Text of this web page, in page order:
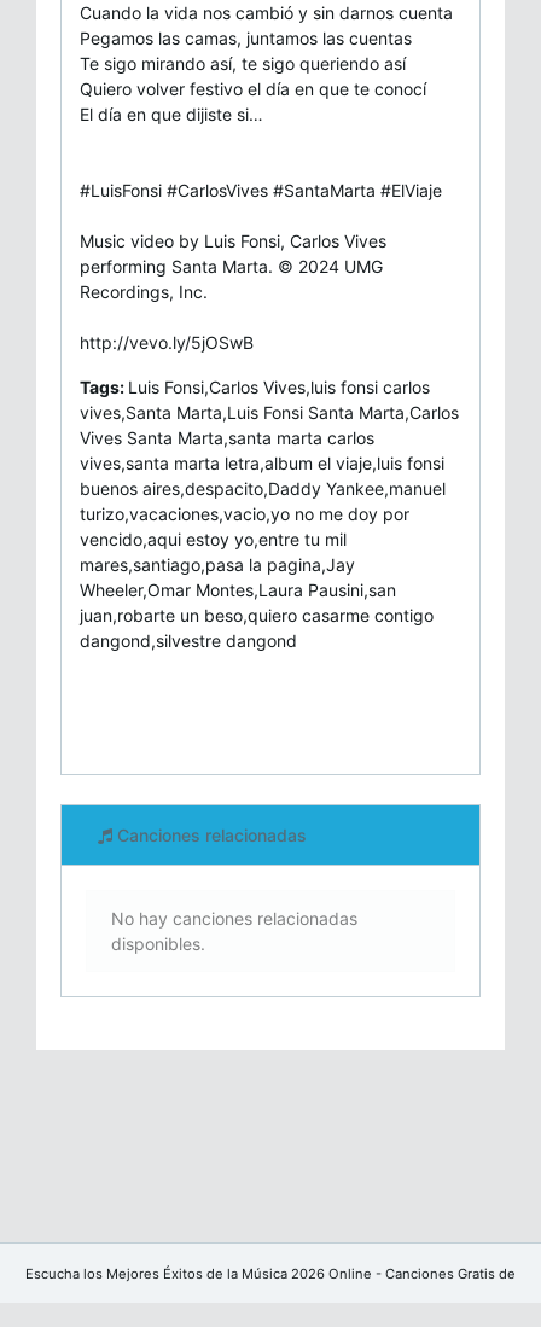
Cuando la vida nos cambió y sin darnos cuenta
Pegamos las camas, juntamos las cuentas
Te sigo mirando así, te sigo queriendo así
Quiero volver festivo el día en que te conocí
El día en que dijiste si…
#LuisFonsi #CarlosVives #SantaMarta #ElViaje
Music video by Luis Fonsi, Carlos Vives
performing Santa Marta. © 2024 UMG
Recordings, Inc.
http://vevo.ly/5jOSwB
Tags: Luis Fonsi,Carlos Vives,luis fonsi carlos
vives,Santa Marta,Luis Fonsi Santa Marta,Carlos
Vives Santa Marta,santa marta carlos
vives,santa marta letra,album el viaje,luis fonsi
buenos aires,despacito,Daddy Yankee,manuel
turizo,vacaciones,vacio,yo no me doy por
vencido,aqui estoy yo,entre tu mil
mares,santiago,pasa la pagina,Jay
Wheeler,Omar Montes,Laura Pausini,san
juan,robarte un beso,quiero casarme contigo
dangond,silvestre dangond
Canciones relacionadas
No hay canciones relacionadas
disponibles.
Escucha los Mejores Éxitos de la Música 2026 Online - Canciones Gratis de